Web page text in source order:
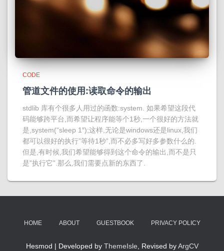
CODE
管道文件的使用:读取命令的输出
stdlib 库有个很多人用过的函数:system. 如果希望这段代
码能够跨平台,而希望让程序能等个1秒,一个很好的方法就
是,system(“sleep 1″);这样,无论是windows还是linux,我们
都可以很好的执行”等待1秒”,而不必多写好多参数什么的.
但是,有时候,我们希望能够得到这个命令的输出,而不是只
是”执行它”.那么,我们需要点新的东西了.
HOME ABOUT GUESTBOOK PRIVACY POLICY
Hesmod | Developed by ThemeIsle , Revised byArgCV